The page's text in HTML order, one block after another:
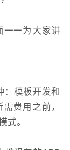
一一为大家讲
模板开发和
费用之前，
式。